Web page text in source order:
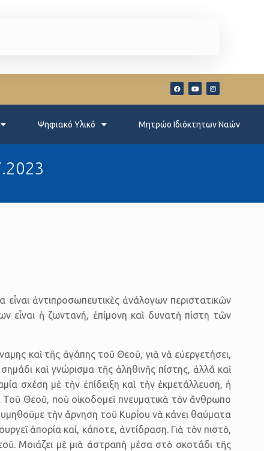
Ψηφιακό Υλικό Μητρώο Ιδιόκτητων Ναών
ἀντιπροσωπευτικὲς ἀνάλογων περιστατικῶν
εἶναι ἡ ζωντανή, ἐπίμονη καὶ δυνατὴ πίστη τῶν
καὶ τῆς ἀγάπης τοῦ Θεοῦ, γιὰ νὰ εὐεργετήσει,
καὶ γνώρισμα τῆς ἀληθινῆς πίστης, ἀλλά καὶ
σχέση μὲ τὴν ἐπίδειξη καὶ τὴν ἐκμετάλλευση, ἡ
Τοῦ Θεοῦ, ποὺ οἰκοδομεῖ πνευματικὰ τὸν ἄνθρωπο
τὴν ἄρνηση τοῦ Κυρίου νὰ κάνει θαύματα
ἀπορία καί, κάποτε, ἀντίδραση. Γιὰ τὸν πιστὸ,
Μοιάζει μὲ μιὰ ἀστραπὴ μέσα στὸ σκοτάδι τῆς